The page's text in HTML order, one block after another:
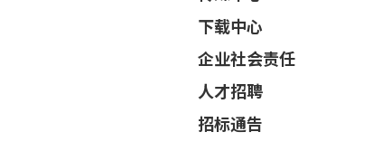
下载中心
企业社会责任
人才招聘
招标通告